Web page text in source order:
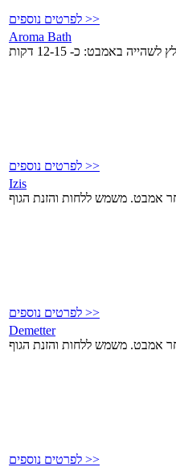
לפרטים נוספים >>
Aroma Bath
לפרטים נוספים >>
Izis
לפרטים נוספים >>
Demetter
לפרטים נוספים >>